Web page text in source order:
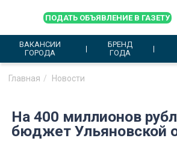
ПОДАТЬ ОБЪЯВЛЕНИЕ В ГАЗЕТУ
ВАКАНСИИ
ГОРОДА
БРЕНД
ГОДА
Главная Новости
На 400 миллионов
бюджет Ульяновской